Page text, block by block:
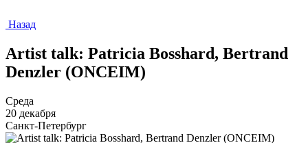
Назад
Artist talk: Patricia Bosshard, Bertrand
Denzler (ONCEIM)
Среда
20 декабря
Санкт-Петербург